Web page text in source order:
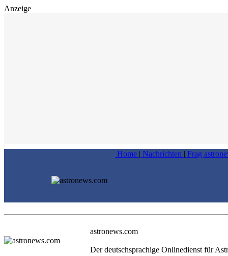
Anzeige
Home | Nachrichten | Frag
astronews.com
Der deutschsprachige Onlinedienst für